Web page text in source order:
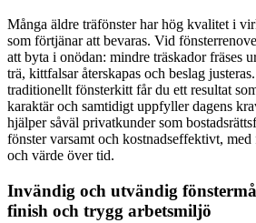
Många äldre träfönster har hög kvalitet i
som förtjänar att bevaras. Vid
att byta i onödan: mindre träskador fräses
trä, kittfalsar återskapas och beslag
traditionellt fönsterkitt får du ett resultat
karaktär och samtidigt uppfyller dagens
hjälper såväl privatkunder som
fönster varsamt och kostnadseffektivt,
och värde över tid.
Invändig och utvändig
finish och trygg arbetsmiljö